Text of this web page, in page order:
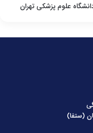
علوم پزشکی تهران
(ستفا)